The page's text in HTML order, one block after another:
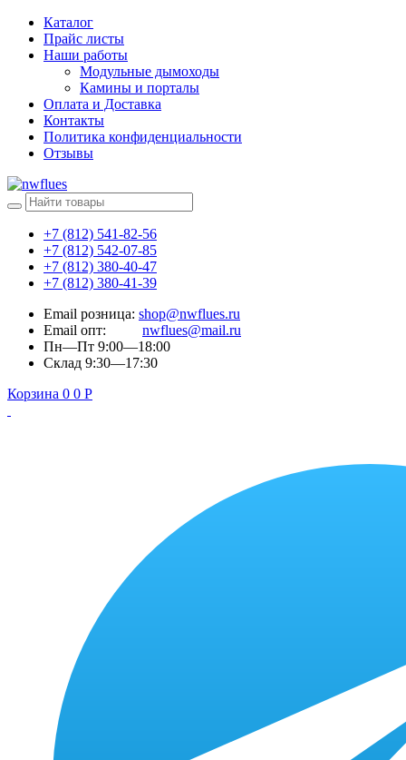
Каталог
Прайс листы
Наши работы
Модульные дымоходы
Камины и порталы
Оплата и Доставка
Контакты
Политика конфиденциальности
Отзывы
+7 (812) 541-82-56
+7 (812) 542-07-85
+7 (812) 380-40-47
+7 (812) 380-41-39
Email розница: shop@nwflues.ru
Email опт: nwflues@mail.ru
Пн—Пт 9:00—18:00
Склад 9:30—17:30
Корзина 0 0 Р